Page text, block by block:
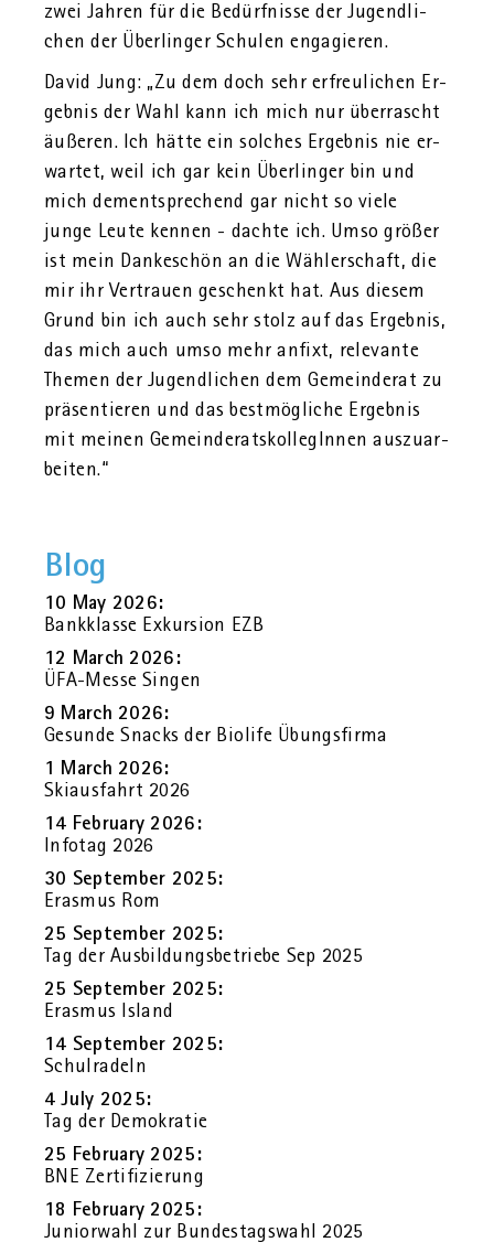
zwei Jah­ren für die Be­dürf­nis­se der Ju­gend­li­
chen der Über­lin­ger Schu­len en­ga­gie­ren.
David Jung: „Zu dem doch sehr er­freu­li­chen Er­
geb­nis der Wahl kann ich mich nur über­rascht
äu­ße­ren. Ich hätte ein sol­ches Er­geb­nis nie er­
war­tet, weil ich gar kein Über­lin­ger bin und
mich dem­entspre­chend gar nicht so viele
junge Leute ken­nen - dach­te ich. Umso grö­ßer
ist mein Dan­ke­schön an die Wäh­ler­schaft, die
mir ihr Ver­trau­en ge­schenkt hat. Aus die­sem
Grund bin ich auch sehr stolz auf das Er­geb­nis,
das mich auch umso mehr an­fixt, re­le­van­te
The­men der Ju­gend­li­chen dem Ge­mein­de­rat zu
prä­sen­tie­ren und das best­mög­li­che Er­geb­nis
mit mei­nen Ge­mein­de­rats­kol­le­gIn­nen aus­zu­ar­
bei­ten.“
Blog
10 May 2026:
Bank­klas­se Ex­kur­si­on EZB
12 March 2026:
ÜFA-Messe Sin­gen
9 March 2026:
Ge­sun­de Snacks der Bio­li­fe Übungs­fir­ma
1 March 2026:
Ski­aus­fahrt 2026
14 Fe­bru­ary 2026:
In­fo­tag 2026
30 Sep­tem­ber 2025:
Eras­mus Rom
25 Sep­tem­ber 2025:
Tag der Aus­bil­dungs­be­trie­be Sep 2025
25 Sep­tem­ber 2025:
Eras­mus Is­land
14 Sep­tem­ber 2025:
Schul­ra­deln
4 July 2025:
Tag der De­mo­kra­tie
25 Fe­bru­ary 2025:
BNE Zer­ti­fi­zie­rung
18 Fe­bru­ary 2025:
Ju­nior­wahl zur Bun­des­tags­wahl 2025